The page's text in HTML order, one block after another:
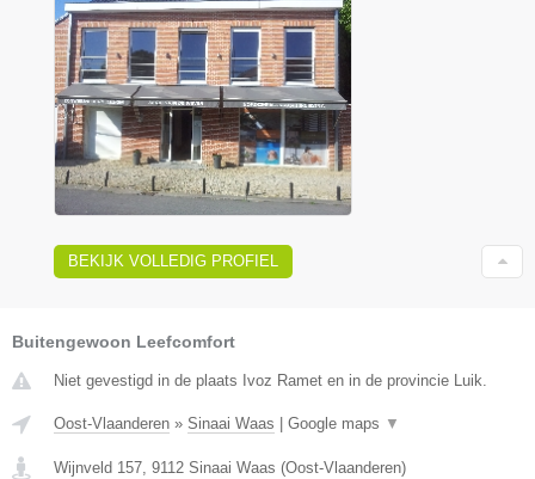
BEKIJK VOLLEDIG PROFIEL
Buitengewoon Leefcomfort
Niet gevestigd in de plaats Ivoz Ramet en in de provincie Luik.
Oost-Vlaanderen » Sinaai Waas Google maps ▼
Wijnveld 157, 9112 Sinaai Waas (Oost-Vlaanderen)